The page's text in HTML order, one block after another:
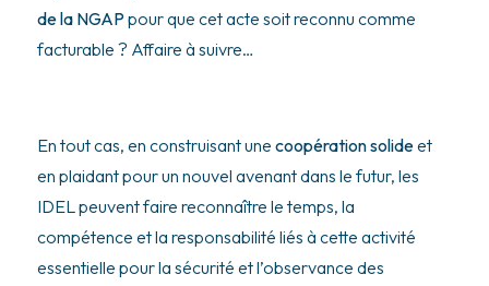
de la NGAP pour que cet acte soit reconnu comme
facturable ? Affaire à suivre…
En tout cas, en construisant une coopération solideet
en plaidant pour un nouvel avenant dans le futur, les
IDEL peuvent faire reconnaître le temps, la
compétence et la responsabilité liés à cette activité
essentielle pour la sécurité et l’observance des